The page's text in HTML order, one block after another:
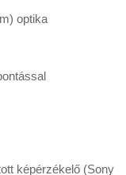
optika
képérzékelő (Sony